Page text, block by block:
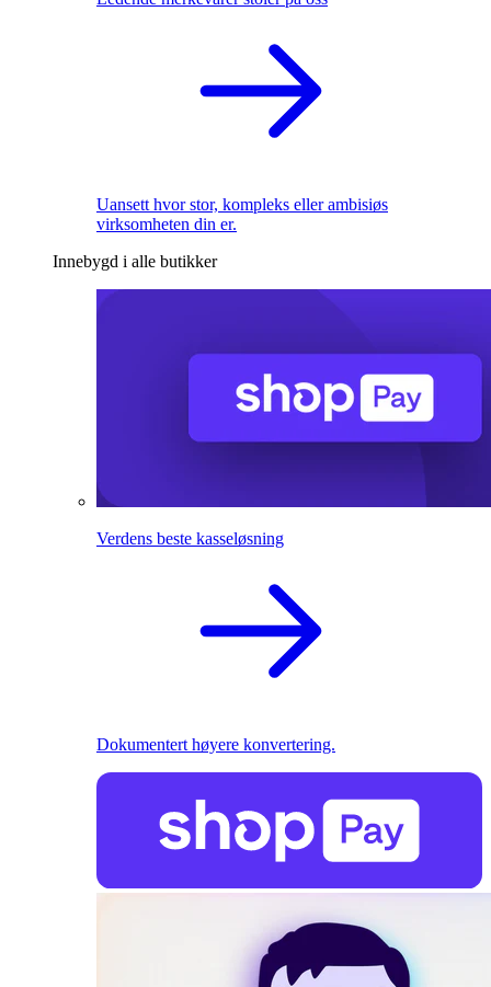
Uansett hvor stor, kompleks eller ambisiøs
virksomheten din er.
Innebygd i alle butikker
Verdens beste kasseløsning
Dokumentert høyere konvertering.